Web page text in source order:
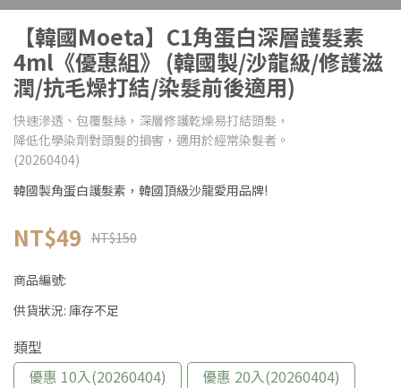
【韓國Moeta】C1角蛋白深層護髮素
4ml《優惠組》 (韓國製/沙龍級/修護滋
潤/抗毛燥打結/染髮前後適用)
快速滲透、包覆髮絲，深層修護乾燥易打結頭髮，
降低化學染劑對頭髮的損害，適用於經常染髮者。
(20260404)
韓國製角蛋白護髮素，韓國頂級沙龍愛用品牌!
NT$49 NT$150
商品編號:
供貨狀況: 庫存不足
類型
優惠 10入(20260404)
優惠 20入(20260404)